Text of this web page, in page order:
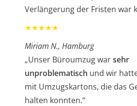
Verlängerung der Fristen war
★★★★★
Miriam N., Hamburg
„Unser Büroumzug warsehr
unproblematisch und wir
mit Umzugskartons, die das
halten konnten.“